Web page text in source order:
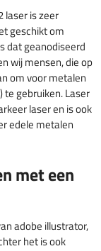
laser is zeer
geschikt om
dat geanodiseerd
wij mensen, die op
om voor metalen
gebruiken. Laser
laser en is ook
edele metalen
met een
adobe illustrator,
het is ook